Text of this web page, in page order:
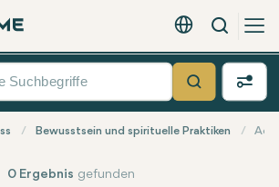
Deutsch - EUR
Suche
Suche
Bewusstsein und spirituelle Praktiken
0 Ergebnis gefunden